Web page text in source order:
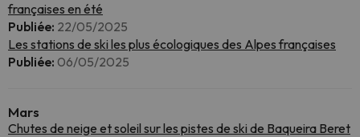
françaises en été
Publiée: 22/05/2025
Les stations de ski les plus écologiques des Alpes françaises
Publiée: 06/05/2025
Mars
Chutes de neige et soleil sur les pistes de ski de Baqueira Beret